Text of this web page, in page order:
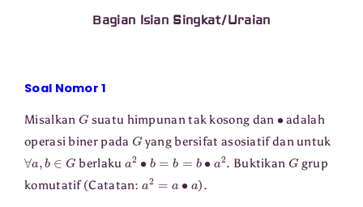
Bagian Isian Singkat/Uraian
Soal Nomor 1
Misalkan Gsuatu himpunan tak kosong dan
adalah
operasi biner pada Gyang bersifat asosiatif dan untuk
∀ b G berlaku 2 = b . Buktikan Ggrup
komutatif (Catatan: 2 ).